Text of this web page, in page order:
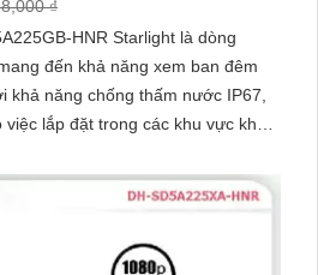
₫
HNR Starlight là dòng
đến khả năng xem ban đêm
lắp đặt trong các khu vực khó